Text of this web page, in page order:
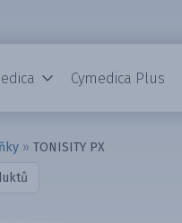
Cymedica Plus
» TONISITY PX